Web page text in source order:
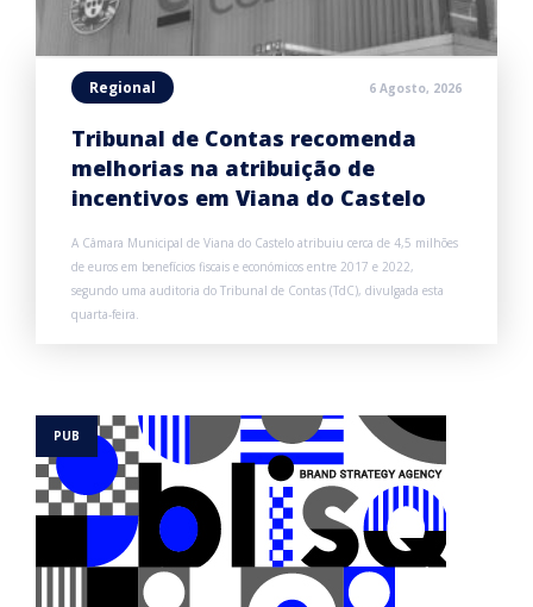
Regional 6 Agosto, 2026
Tribunal de Contas recomenda
melhorias na atribuição de
incentivos em Viana do Castelo
A Câmara Municipal de Viana do Castelo atribuiu cerca de 4,5 milhões
de euros em benefícios fiscais e económicos entre 2017 e 2022,
segundo uma auditoria do Tribunal de Contas (TdC), divulgada esta
quarta-feira.